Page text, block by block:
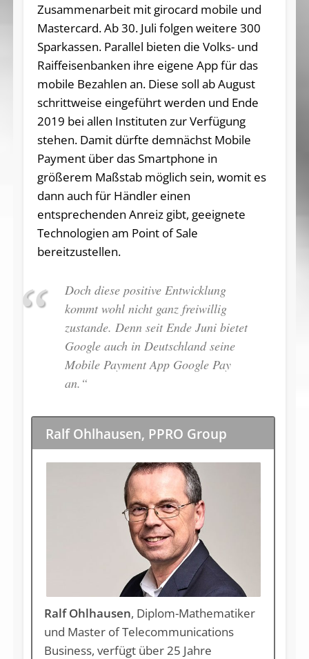
Zusammenarbeit mit girocard mobile und
Mastercard. Ab 30. Juli folgen weitere 300
Sparkassen. Parallel bieten die Volks- und
Raiffeisenbanken ihre eigene App für das
mobile Bezahlen an. Diese soll ab August
schrittweise eingeführt werden und Ende
2019 bei allen Instituten zur Verfügung
stehen. Damit dürfte demnächst Mobile
Payment über das Smartphone in
größerem Maßstab möglich sein, womit es
dann auch für Händler einen
entsprechenden Anreiz gibt, geeignete
Technologien am Point of Sale
bereitzustellen.
Doch diese positive Entwicklung
kommt wohl nicht ganz freiwillig
zustande. Denn seit Ende Juni bietet
Google auch in Deutschland seine
Mobile Payment App Google Pay
an.“
Ralf Ohlhausen, PPRO Group
Ralf Ohlhausen, Diplom-Mathematiker
und Master of Telecommunications
Business, verfügt über 25 Jahre